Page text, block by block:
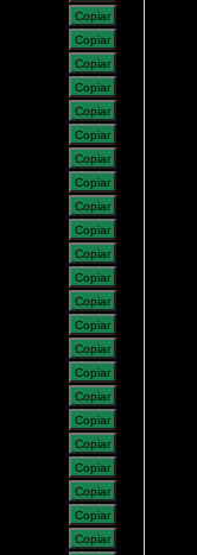
Copiar
Copiar
Copiar
Copiar
Copiar
Copiar
Copiar
Copiar
Copiar
Copiar
Copiar
Copiar
Copiar
Copiar
Copiar
Copiar
Copiar
Copiar
Copiar
Copiar
Copiar
Copiar
Copiar